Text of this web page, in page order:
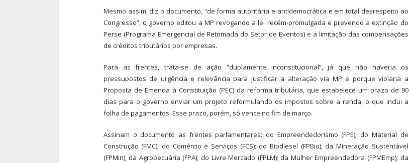
Mesmo assim, diz o documento, “de forma autoritária e antidemocrática e em total desrespeito ao
Congresso”, o governo editou a MP revogando a lei recém-promulgada e prevendo a extinção do
Perse (Programa Emergencial de Retomada do Setor de Eventos) e a limitação das compensações
de créditos tributários por empresas.
Para as frentes, trata-se de ação “duplamente inconstitucional”, já que não haveria os
pressupostos de urgência e relevância para justificar a alteração via MP e porque violaria a
Proposta de Emenda à Constituição (PEC) da reforma tributária, que estabelece um prazo de 90
dias para o governo enviar um projeto reformulando os impostos sobre a renda, o que inclui a
folha de pagamentos. Esse prazo, porém, só vence no fim de março.
Assinam o documento as frentes parlamentares: do Empreendedorismo (FPE); do Material de
Construção (FMC); do Comércio e Serviços (FCS); do Biodiesel (FPBio); da Mineração Sustentável
(FPMin); da Agropecuária (FPA); do Livre Mercado (FPLM); da Mulher Empreendedora (FPMEmp); da